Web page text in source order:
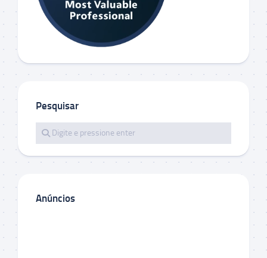
Pesquisar
Anúncios